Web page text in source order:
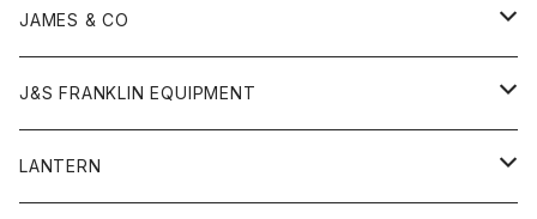
フリース
アンダーウェア
靴
トップス
カーディガン
ジャケット
ボトム
オーバーオール
レディース
ロンパース
靴
ストール
トップス
カットソー
シャツ
ボトム
オーバーオール
レディース
キッズ
トレーナー
トップス
Gジャケット
帽子
Tシャツ
帽子
JAMES & CO
ボトム
J&S FRANKLIN EQUIPMENT
アウター
LANTERN